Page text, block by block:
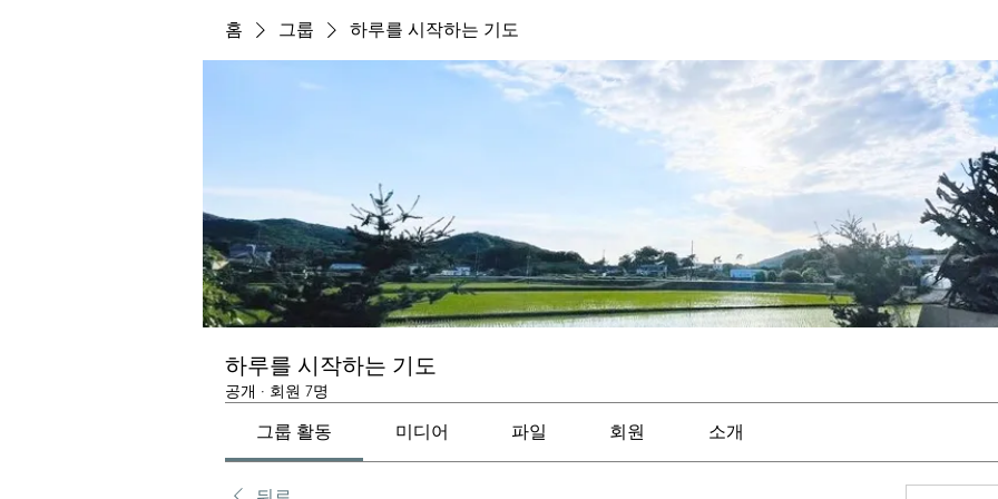
홈 그룹 하루를 시작하는 기도
하루를 시작하는 기도
공개 · 회원 7명
그룹 활동 미디어 파일 회원 소개